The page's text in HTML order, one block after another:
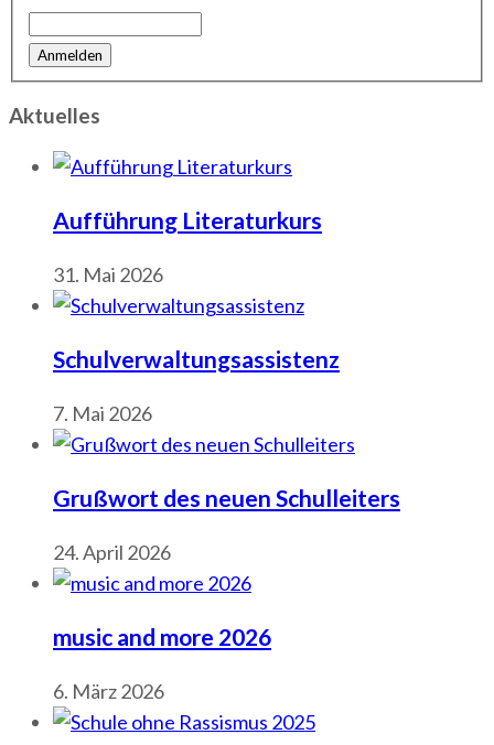
Aktuelles
Aufführung Literaturkurs
31. Mai 2026
Schulverwaltungsassistenz
7. Mai 2026
Grußwort des neuen Schulleiters
24. April 2026
music and more 2026
6. März 2026